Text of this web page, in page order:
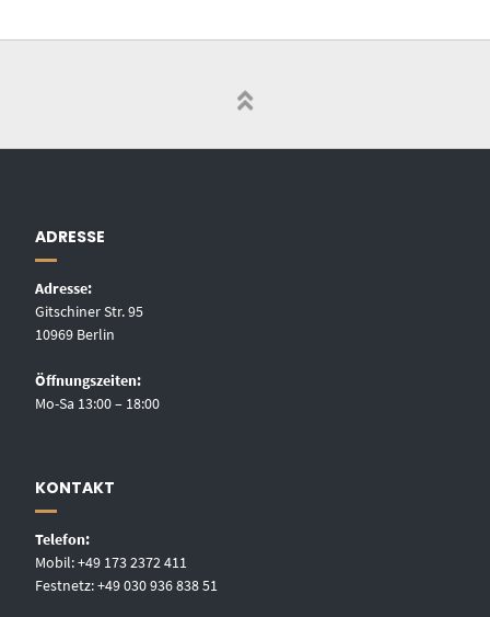
ADRESSE
Adresse:
Gitschiner Str. 95
10969 Berlin
Öffnungszeiten:
Mo-Sa 13:00 – 18:00
KONTAKT
Telefon:
Mobil: +49 173 2372 411
Festnetz: +49 030 936 838 51